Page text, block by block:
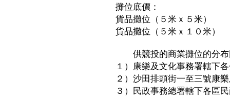
攤位底價：
貨品攤位（５米ｘ
貨品攤位（５米ｘ１
供競投的商業攤位的分布
１）康樂及文化事務署轄下
２）沙田排頭街一至三號康
３）民政事務總署轄下各區